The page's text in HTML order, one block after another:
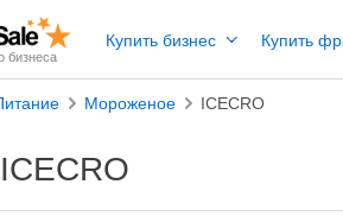
бизнеса
Купить бизнес Купить
Мороженое ICECRO